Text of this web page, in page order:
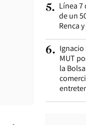
5. Línea 7
de un
Renca
6. Ignacio
MUT
la